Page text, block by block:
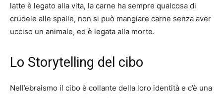
latte è legato alla vita, la carne ha sempre qualcosa di
crudele alle spalle, non si può mangiare carne senza aver
ucciso un animale, ed è legata alla morte.
Lo Storytelling del cibo
Nell’ebraismo il cibo è collante della loro identità e c’è una